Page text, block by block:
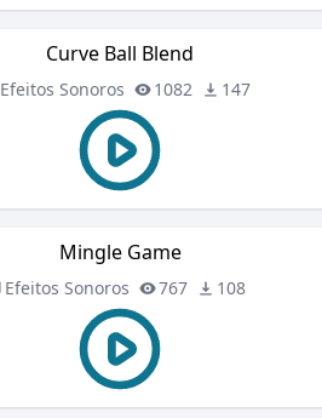
Curve Ball Blend
Efeitos Sonoros 1082 147
Mingle Game
Efeitos Sonoros 767 108